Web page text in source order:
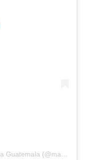
Una publicación compartida por Maga Guatemala (@magaguatemala)